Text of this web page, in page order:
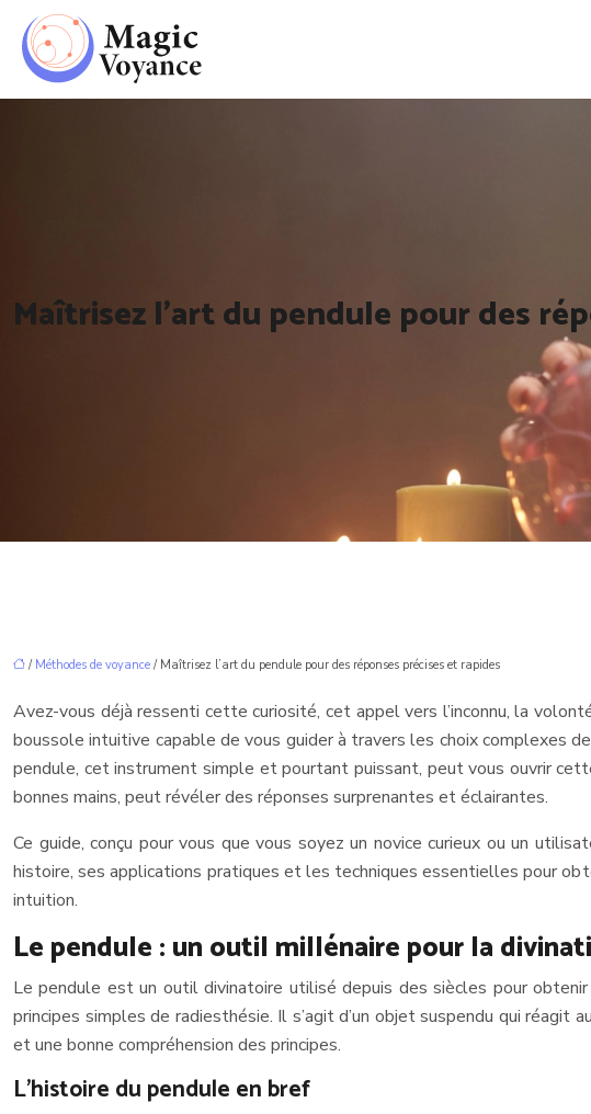
Maîtrisez l’art du pendule pour des
/ Méthodes de voyance / Maîtrisez l’art du pendule pour des réponses précises et rapides
Avez-vous déjà ressenti cette curiosité, cet appel vers l’inconnu, la
boussole intuitive capable de vous guider à travers les choix complexes
pendule, cet instrument simple et pourtant puissant, peut vous ouvrir
bonnes mains, peut révéler des réponses surprenantes et éclairantes.
Ce guide, conçu pour vous que vous soyez un novice curieux ou un
histoire, ses applications pratiques et les techniques essentielles pour
intuition.
Le pendule : un outil millénaire pour la
Le pendule est un outil divinatoire utilisé depuis des siècles pour
principes simples de radiesthésie. Il s’agit d’un objet suspendu qui réagit
et une bonne compréhension des principes.
L’histoire du pendule en bref